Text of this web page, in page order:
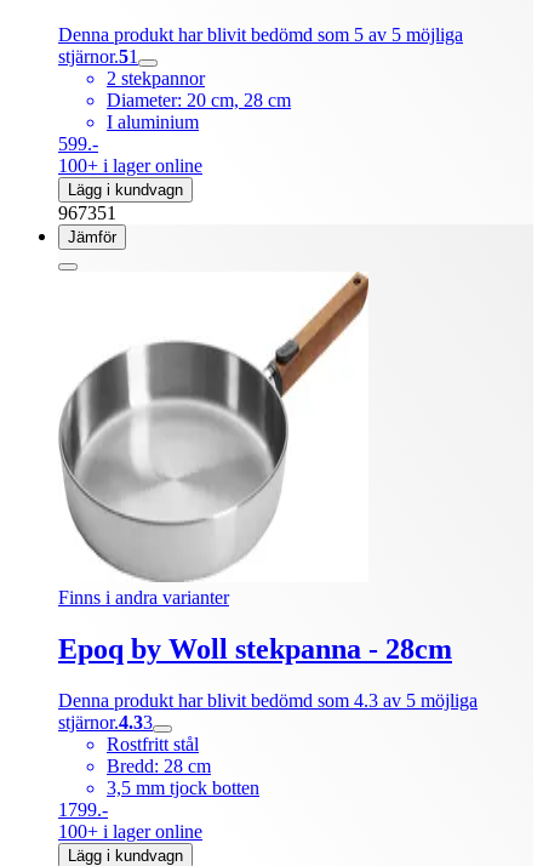
Denna produkt har blivit bedömd som 5 av 5 möjliga
stjärnor.51
2 stekpannor
Diameter: 20 cm, 28 cm
I aluminium
599.-
100+ i lager online
Lägg i kundvagn
967351
Jämför
Finns i andra varianter
Epoq by Woll stekpanna - 28cm
Denna produkt har blivit bedömd som 4.3 av 5 möjliga
stjärnor.4.33
Rostfritt stål
Bredd: 28 cm
3,5 mm tjock botten
1799.-
100+ i lager online
Lägg i kundvagn